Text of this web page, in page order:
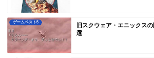
ゲームベスト5
旧スクウェア・エニックス
選